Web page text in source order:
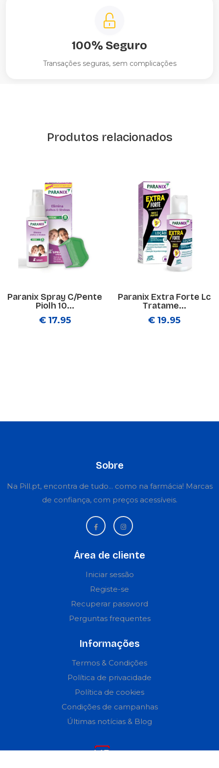
100% Seguro
Transações seguras, sem complicações
Produtos relacionados
Paranix Spray C/Pente
Piolh 10...
€ 17.95
Paranix Extra Forte Lc
Tratame...
€ 19.95
Sobre
Na Pill.pt, encontra de tudo... como na farmácia! Marcas
de confiança, com preços acessíveis.
Área de cliente
Iniciar sessão
Registe-se
Recuperar password
Perguntas frequentes
Informações
Termos & Condições
Política de privacidade
Política de cookies
Condições de campanhas
Últimas notícias & Blog